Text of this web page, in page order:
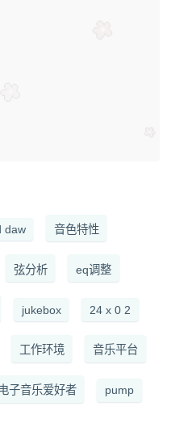
daw 音色特性
弦分析 eq调整
jukebox 24 x 0 2
工作环境 音乐平台
子音乐爱好者 pump